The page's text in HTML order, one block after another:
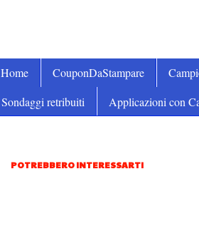
Home CouponDaStampare
Sondaggi retribuiti
Applicazioni con
POTREBBERO INTERESSARTI